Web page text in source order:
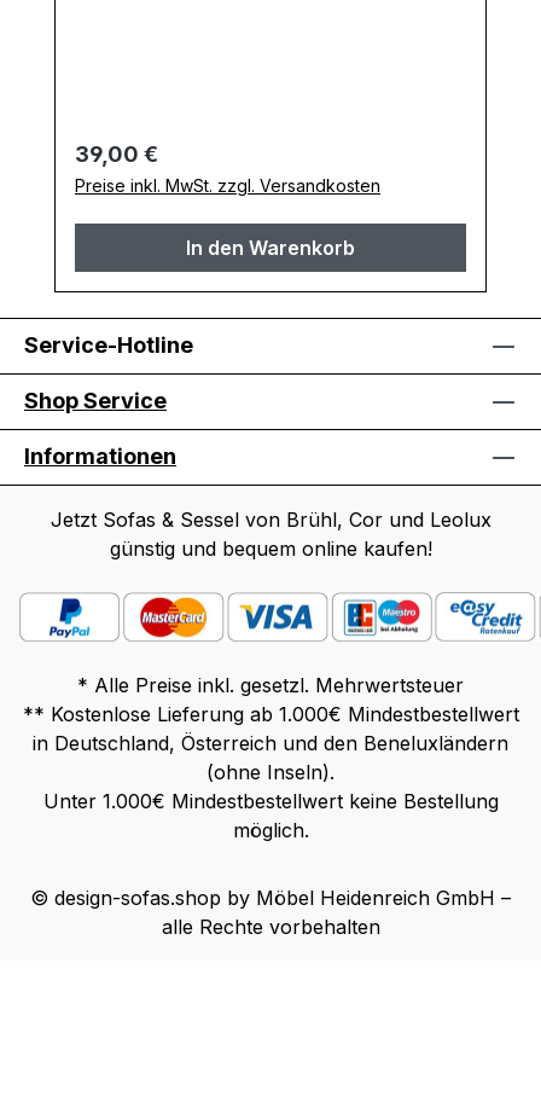
Regulärer Preis:
39,00 €
Preise inkl. MwSt. zzgl. Versandkosten
In den Warenkorb
Service-Hotline
Shop Service
Informationen
Jetzt Sofas & Sessel von Brühl, Cor und Leolux
günstig und bequem online kaufen!
* Alle Preise inkl. gesetzl. Mehrwertsteuer
** Kostenlose Lieferung ab 1.000€ Mindestbestellwert
in Deutschland, Österreich und den Beneluxländern
(ohne Inseln).
Unter 1.000€ Mindestbestellwert keine Bestellung
möglich.
© design-sofas.shop by Möbel Heidenreich GmbH –
alle Rechte vorbehalten